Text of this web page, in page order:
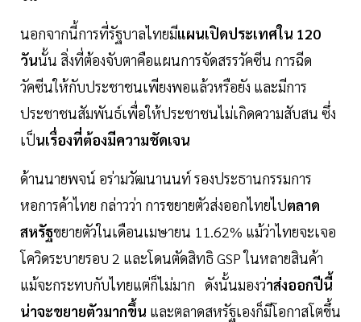
นอกจากนี้การที่รัฐบาลไทยมีแผนเปิดประเทศใน 120
วันนั้น สิ่งที่ต้องจับตาคือแผนการจัดสรรวัคซีน การฉีด
วัคซีนให้กับประชาชนเพียงพอแล้วหรือยัง และมีการ
ประชาชนสัมพันธ์เพื่อให้ประชาชนไม่เกิดความสับสน ซึ่ง
เป็นเรื่องที่ต้องมีความชัดเจน
ด้านนายพจน์ อร่ามวัฒนานนท์ รองประธานกรรมการ
หอการค้าไทย กล่าวว่า การขยายตัวส่งออกไทยไปตลาด
สหรัฐขยายตัวในเดือนเมษายน 11.62% แม้ว่าไทยจะเจอ
โควิดระบายรอบ 2 และโดนตัดสิทธิ GSP ในหลายสินค้า
แม้จะกระทบกับไทยแต่ก็ไม่มาก ดังนั้นมองว่าส่งออกปีนี้
น่าจะขยายตัวมากขึ้น และตลาดสหรัฐเองก็มีโอกาสโตขึ้น